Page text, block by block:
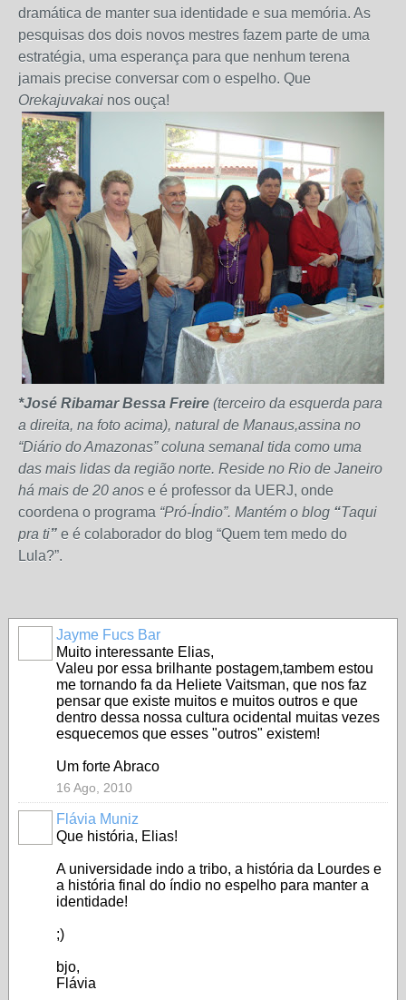
dramática de manter sua identidade e sua memória. As
pesquisas dos dois novos mestres fazem parte de uma
estratégia, uma esperança para que nenhum terena
jamais precise conversar com o espelho. Que
Orekajuvakai nos ouça!
*José Ribamar Bessa Freire (terceiro da esquerda para
a direita, na foto acima), natural de Manaus,assina no
“Diário do Amazonas” coluna semanal tida como uma
das mais lidas da região norte. Reside no Rio de Janeiro
há mais de 20 anos e é professor da UERJ, onde
coordena o programa “Pró-Índio”. Mantém o blog “Taqui
pra ti” e é colaborador do blog “Quem tem medo do
Lula?”.
Jayme Fucs Bar
Muito interessante Elias,
Valeu por essa brilhante postagem,tambem estou
me tornando fa da Heliete Vaitsman, que nos faz
pensar que existe muitos e muitos outros e que
dentro dessa nossa cultura ocidental muitas vezes
esquecemos que esses "outros" existem!
Um forte Abraco
16 Ago, 2010
Flávia Muniz
Que história, Elias!
A universidade indo a tribo, a história da Lourdes e
a história final do índio no espelho para manter a
identidade!
;)
bjo,
Flávia